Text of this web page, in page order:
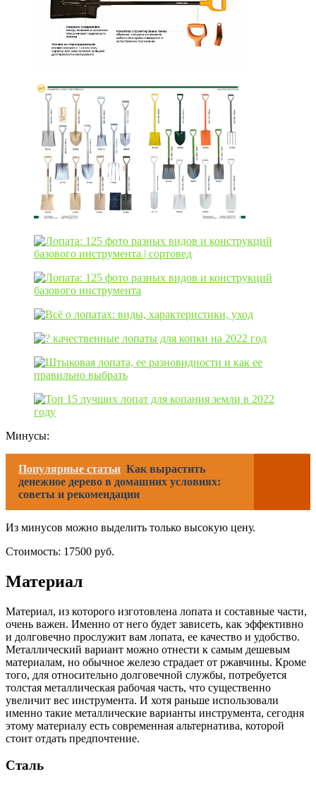
Минусы:
Популярные статьи Как вырастить
денежное дерево в домашних условиях:
советы и рекомендации
Из минусов можно выделить только высокую цену.
Стоимость: 17500 руб.
Материал
Материал, из которого изготовлена лопата и составные части,
очень важен. Именно от него будет зависеть, как эффективно
и долговечно прослужит вам лопата, ее качество и удобство.
Металлический вариант можно отнести к самым дешевым
материалам, но обычное железо страдает от ржавчины. Кроме
того, для относительно долговечной службы, потребуется
толстая металлическая рабочая часть, что существенно
увеличит вес инструмента. И хотя раньше использовали
именно такие металлические варианты инструмента, сегодня
этому материалу есть современная альтернатива, которой
стоит отдать предпочтение.
Сталь